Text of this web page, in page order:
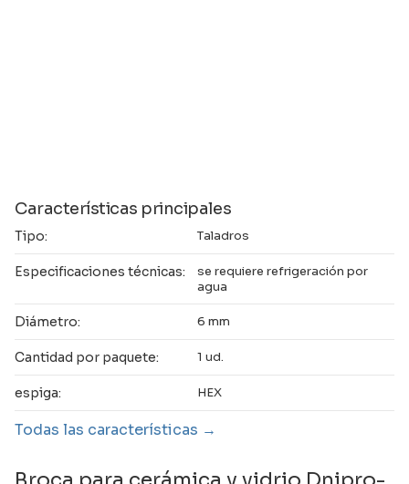
Características principales
Tipo: Taladros
Especificaciones técnicas:
se requiere refrigeración por
agua
Diámetro: 6 mm
Cantidad por paquete: 1 ud.
espiga: HEX
Todas las características